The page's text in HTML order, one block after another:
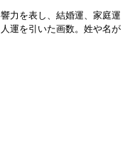
力を表し、結婚運、家庭運
運を引いた画数。姓や名が